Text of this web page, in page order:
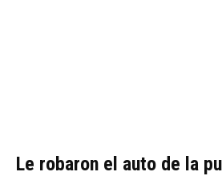
Le robaron el auto de la